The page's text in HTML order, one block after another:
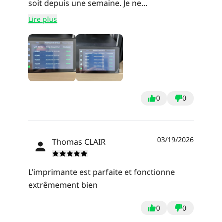
publierai . on peut ainsi revêtir la machine
d'une housse anti-poussière pour le
stockage.ê
soit depuis une semaine. Je ne
recommande pas et ne commanderai plus
Lire plus
0 0
Thomas CLAIR 03/19/2026
L’imprimante est parfaite et fonctionne
extrêmement bien
0 0